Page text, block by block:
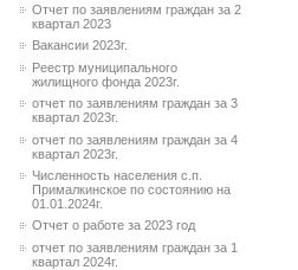
Отчет по заявлениям граждан за 2
квартал 2023
Вакансии 2023г.
Реестр муниципального
жилищного фонда 2023г.
отчет по заявлениям граждан за 3
квартал 2023г.
отчет по заявлениям граждан за 4
квартал 2023г.
Численность населения с.п.
Прималкинское по состоянию на
01.01.2024г.
Отчет о работе за 2023 год
отчет по заявлениям граждан за 1
квартал 2024г.